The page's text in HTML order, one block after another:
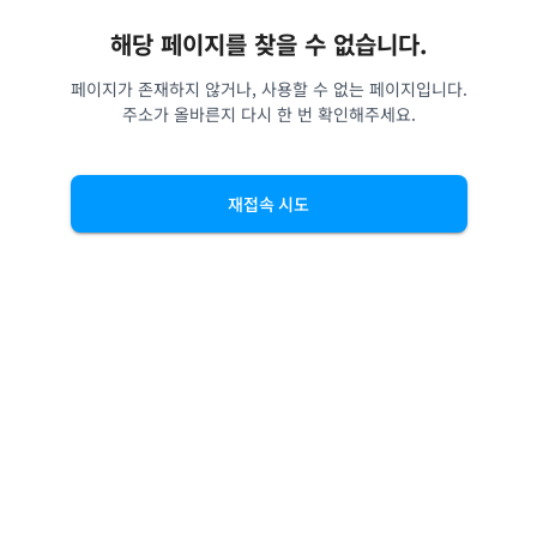
해당 페이지를 찾을 수 없습니다.
페이지가 존재하지 않거나, 사용할 수 없는 페이지입니다.
주소가 올바른지 다시 한 번 확인해주세요.
재접속 시도